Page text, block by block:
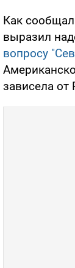
Как сообщал
выразил
вопросу
зависела от